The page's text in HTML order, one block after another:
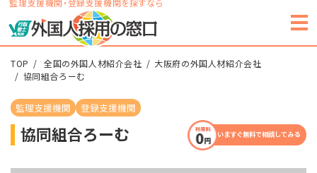
監理支援機関・登録支援機関を探すなら
TOP 全国の外国人材紹介会社
大阪府の外国人材紹介会社
協同組合ろーむ
監理支援機関 登録支援機関
協同組合ろーむ いますぐ無料で相談してみる